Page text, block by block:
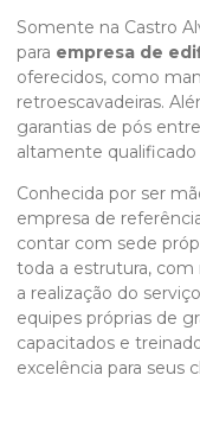
Somente na Castro
para empresa de
oferecidos, como
retroescavadeiras.
garantias de pós
altamente qualificado
Conhecida por ser
empresa de
contar com sede
toda a estrutura,
a realização do
equipes próprias de
capacitados e
excelência para seus